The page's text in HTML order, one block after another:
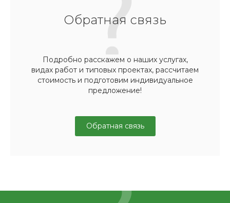
Обратная связь
Подробно расскажем о наших услугах,
видах работ и типовых проектах, рассчитаем
стоимость и подготовим индивидуальное
предложение!
Обратная связь